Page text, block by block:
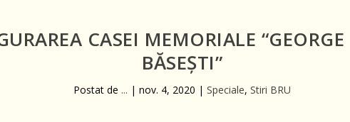
CASEI MEMORIALE “GEORGE
BĂSEȘTI”
Postat de ... |nov. 4, 2020 |Speciale,Stiri BRU